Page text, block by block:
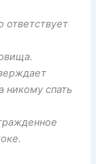
ответствует
никому спать